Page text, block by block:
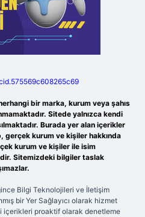
bir marka, kurum veya şahıs
Sitede yalnızca kendi
Burada yer alan içerikler
gerçek kurum ve kişiler hakkında
kurum ve kişiler ile isim
Sitemizdeki bilgiler taslak
Bilgi Teknolojileri ve İletişim
bir Yer Sağlayıcı olarak hizmet
içerikleri proaktif olarak denetleme